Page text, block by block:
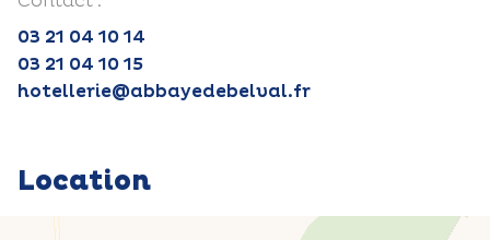
03 21 04 10 14
03 21 04 10 15
hotellerie@abbayedebelval.fr
Location